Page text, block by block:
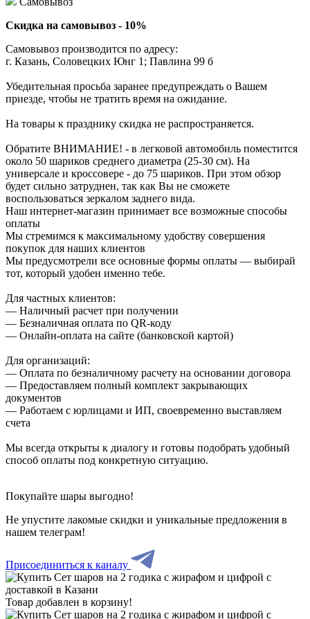
Скидка на самовывоз - 10%
Самовывоз производится по адресу:
г. Казань, Соловецких Юнг 1; Павлина 99 б
Убедительная просьба заранее предупреждать о Вашем
приезде, чтобы не тратить время на ожидание.
На товары к празднику скидка не распространяется.
Обратите ВНИМАНИЕ! - в легковой автомобиль поместится
около 50 шариков среднего диаметра (25-30 см). На
универсале и кроссовере - до 75 шариков. При этом обзор
будет сильно затруднен, так как Вы не сможете
воспользоваться зеркалом заднего вида.
Наш интернет-магазин принимает все возможные способы
оплаты
Мы стремимся к максимальному удобству совершения
покупок для наших клиентов
Мы предусмотрели все основные формы оплаты — выбирай
тот, который удобен именно тебе.
Для частных клиентов:
— Наличный расчет при получении
— Безналичная оплата по QR-коду
— Онлайн-оплата на сайте (банковской картой)
Для организаций:
— Оплата по безналичному расчету на основании договора
— Предоставляем полный комплект закрывающих
документов
— Работаем с юрлицами и ИП, своевременно выставляем
счета
Мы всегда открыты к диалогу и готовы подобрать удобный
способ оплаты под конкретную ситуацию.
Покупайте шары выгодно!
Не упустите лакомые скидки и уникальные предложения в
нашем телеграм!
Присоединиться к каналу
Товар добавлен в корзину!